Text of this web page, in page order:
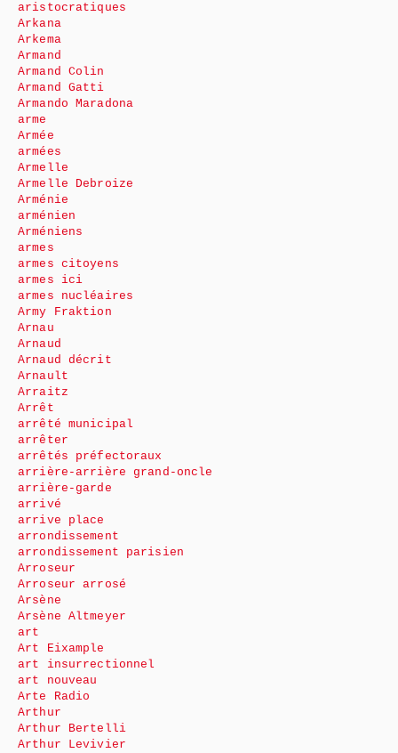
aristocratiques
Arkana
Arkema
Armand
Armand Colin
Armand Gatti
Armando Maradona
arme
Armée
armées
Armelle
Armelle Debroize
Arménie
arménien
Arméniens
armes
armes citoyens
armes ici
armes nucléaires
Army Fraktion
Arnau
Arnaud
Arnaud décrit
Arnault
Arraitz
Arrêt
arrêté municipal
arrêter
arrêtés préfectoraux
arrière-arrière grand-oncle
arrière-garde
arrivé
arrive place
arrondissement
arrondissement parisien
Arroseur
Arroseur arrosé
Arsène
Arsène Altmeyer
art
Art Eixample
art insurrectionnel
art nouveau
Arte Radio
Arthur
Arthur Bertelli
Arthur Levivier